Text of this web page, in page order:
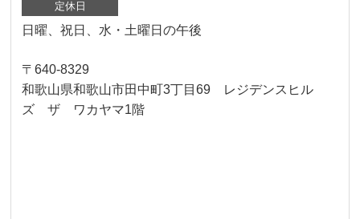
定休日
日曜、祝日、水・土曜日の午後
〒640-8329
和歌山県和歌山市田中町3丁目69 レジデンスヒル
ズ ザ ワカヤマ1階